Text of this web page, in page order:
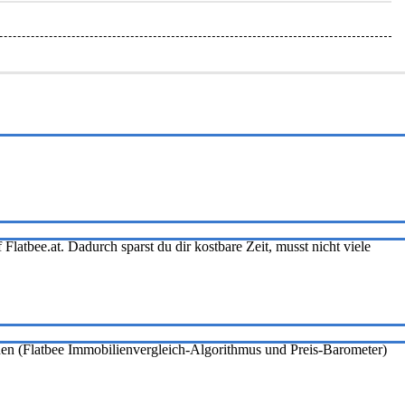
Dadurch sparst du dir kostbare Zeit, musst nicht viele
(Flatbee Immobilienvergleich-Algorithmus und Preis-Barometer)